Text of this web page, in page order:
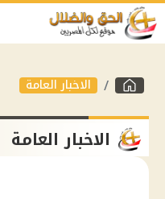
الاخبار العامة
الاخبار العامة